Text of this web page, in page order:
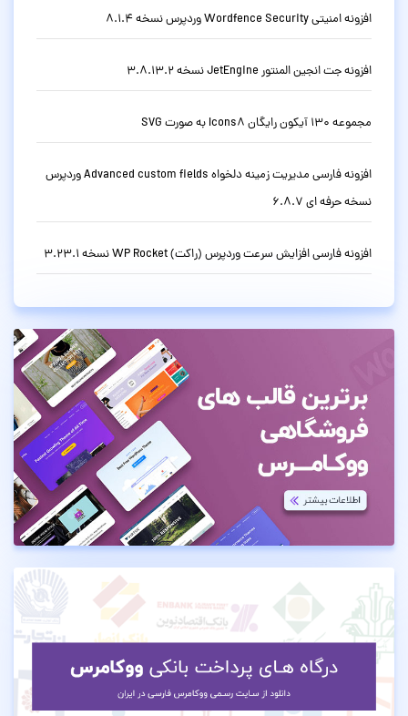
افزونه امنیتی Wordfence Security وردپرس نسخه 8.1.4
افزونه جت انجین المنتور JetEngine نسخه 3.8.13.2
مجموعه 130 آیکون رایگان Icons8 به صورت SVG
افزونه فارسی مدیریت زمینه دلخواه Advanced custom fields وردپرس
نسخه حرفه ای 6.8.7
افزونه فارسی افزایش سرعت وردپرس (راکت) WP Rocket نسخه 3.23.1